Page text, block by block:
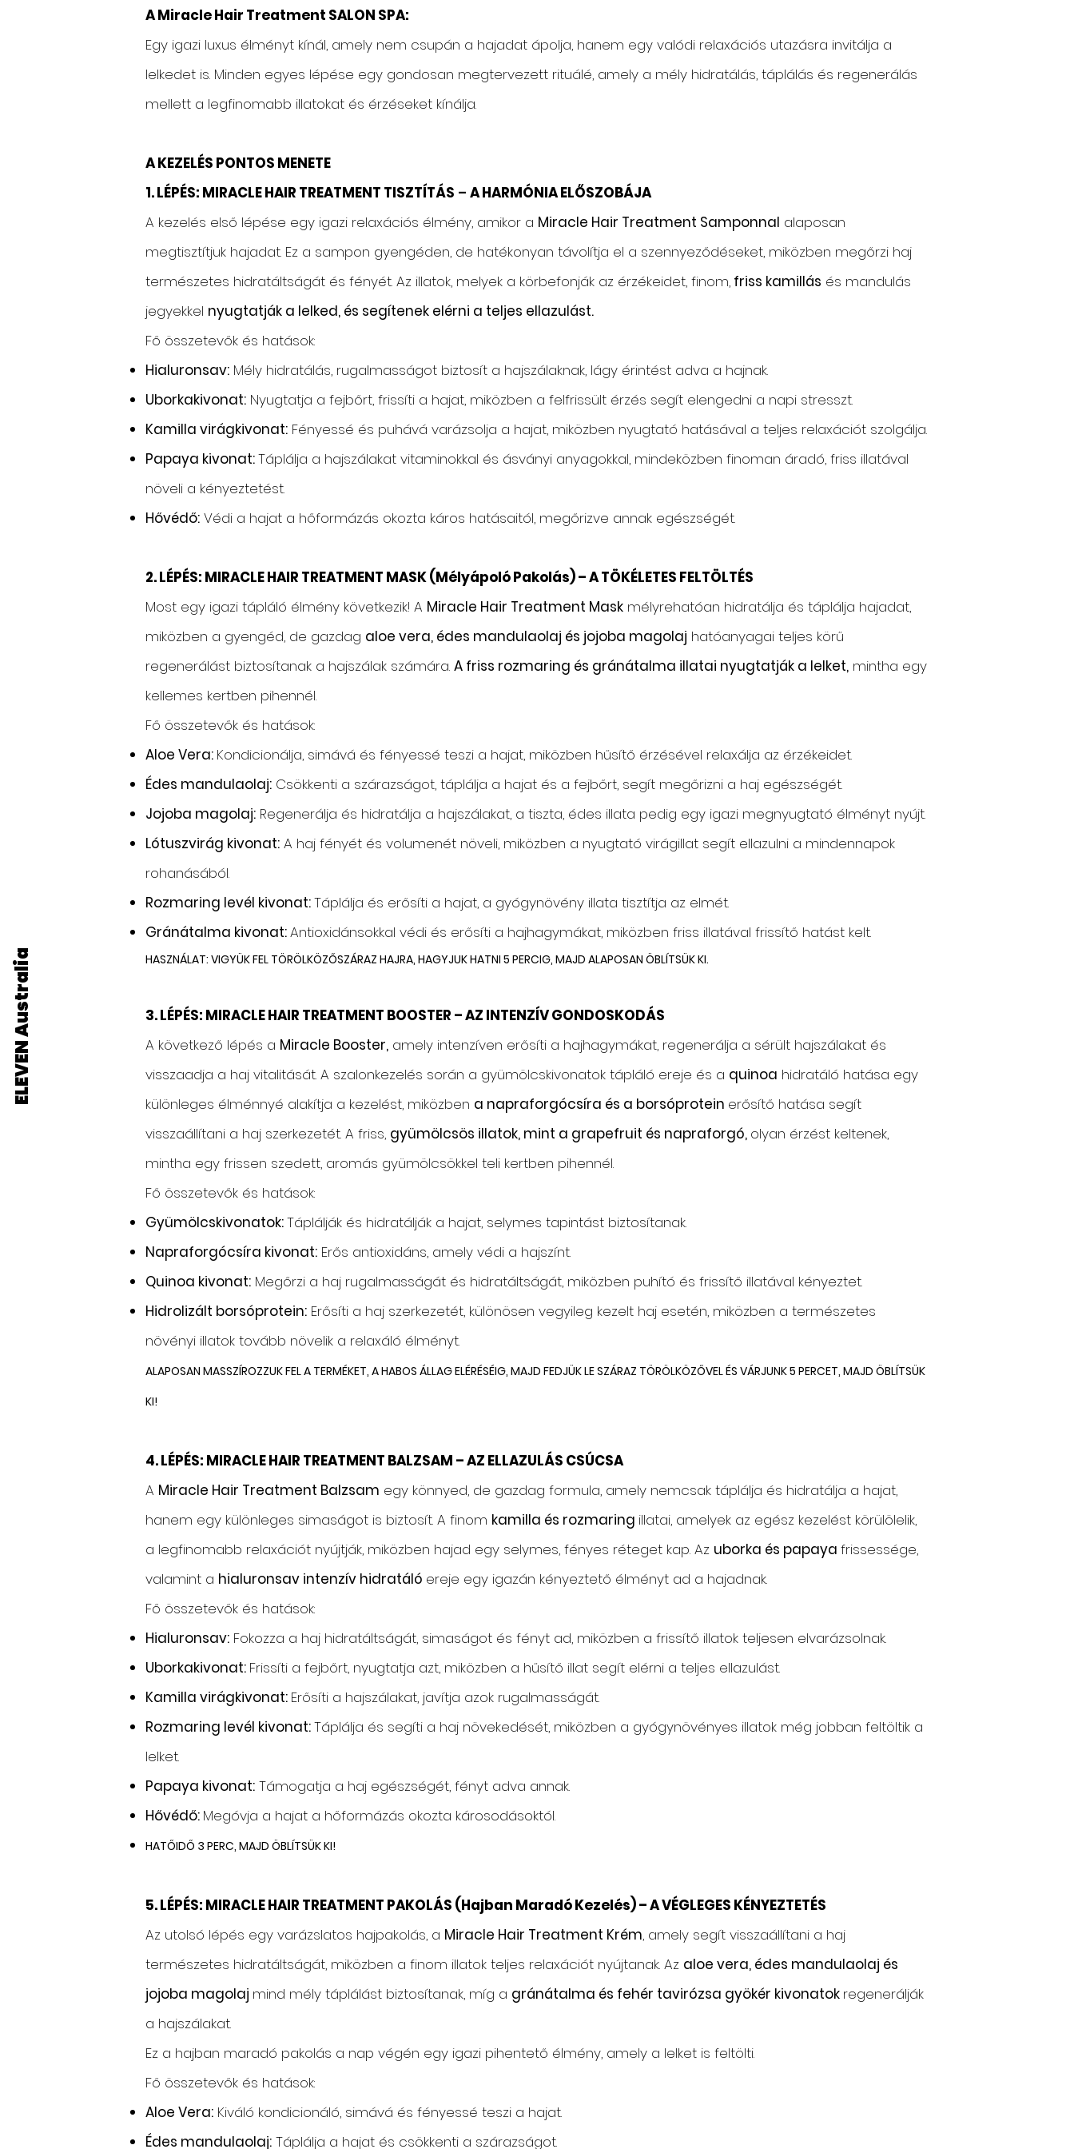
ELEVEN Australia
A Miracle Hair Treatment SALON SPA:
Egy igazi luxus élményt kínál, amely nem csupán a hajadat ápolja, hanem egy valódi relaxációs utazásra invitálja a
lelkedet is. Minden egyes lépése egy gondosan megtervezett rituálé, amely a mély hidratálás, táplálás és regenerálás
mellett a legfinomabb illatokat és érzéseket kínálja.
A KEZELÉS PONTOS MENETE
1. LÉPÉS: MIRACLE HAIR TREATMENT TISZTÍTÁS – A HARMÓNIA ELŐSZOBÁJA
A kezelés első lépése egy igazi relaxációs élmény, amikor a Miracle Hair Treatment Samponnal alaposan
megtisztítjuk hajadat. Ez a sampon gyengéden, de hatékonyan távolítja el a szennyeződéseket, miközben megőrzi haj
természetes hidratáltságát és fényét. Az illatok, melyek a körbefonják az érzékeidet, finom, friss kamillás és mandulás
jegyekkel nyugtatják a lelked, és segítenek elérni a teljes ellazulást.
Fő összetevők és hatások:
Hialuronsav: Mély hidratálás, rugalmasságot biztosít a hajszálaknak, lágy érintést adva a hajnak.
Uborkakivonat: Nyugtatja a fejbőrt, frissíti a hajat, miközben a felfrissült érzés segít elengedni a napi stresszt.
Kamilla virágkivonat: Fényessé és puhává varázsolja a hajat, miközben nyugtató hatásával a teljes relaxációt szolgálja.
Papaya kivonat:Táplálja a hajszálakat vitaminokkal és ásványi anyagokkal, mindeközben finoman áradó, friss illatával
növeli a kényeztetést.
Hővédő: Védi a hajat a hőformázás okozta káros hatásaitól, megőrizve annak egészségét.
2. LÉPÉS: MIRACLE HAIR TREATMENT MASK (Mélyápoló Pakolás) – A TÖKÉLETES FELTÖLTÉS
Most egy igazi tápláló élmény következik! A Miracle Hair Treatment Mask mélyrehatóan hidratálja és táplálja hajadat,
miközben a gyengéd, de gazdag aloe vera, édes mandulaolaj és jojoba magolaj hatóanyagai teljes körű
regenerálást biztosítanak a hajszálak számára. A friss rozmaring és gránátalma illatai nyugtatják a lelket, mintha egy
kellemes kertben pihennél.
Fő összetevők és hatások:
Aloe Vera: Kondicionálja, simává és fényessé teszi a hajat, miközben hűsítő érzésével relaxálja az érzékeidet.
Édes mandulaolaj: Csökkenti a szárazságot, táplálja a hajat és a fejbőrt, segít megőrizni a haj egészségét.
Jojoba magolaj: Regenerálja és hidratálja a hajszálakat, a tiszta, édes illata pedig egy igazi megnyugtató élményt nyújt.
Lótuszvirág kivonat: A haj fényét és volumenét növeli, miközben a nyugtató virágillat segít ellazulni a mindennapok
rohanásából.
Rozmaring levél kivonat:Táplálja és erősíti a hajat, a gyógynövény illata tisztítja az elmét.
Gránátalma kivonat:Antioxidánsokkal védi és erősíti a hajhagymákat, miközben friss illatával frissítő hatást kelt.
HASZNÁLAT: VIGYÜK FEL TÖRÖLKÖZŐSZÁRAZ HAJRA, HAGYJUK HATNI 5 PERCIG, MAJD ALAPOSAN ÖBLÍTSÜK KI.
3. LÉPÉS: MIRACLE HAIR TREATMENT BOOSTER – AZ INTENZÍV GONDOSKODÁS
A következő lépés a Miracle Booster, amely intenzíven erősíti a hajhagymákat, regenerálja a sérült hajszálakat és
visszaadja a haj vitalitását. A szalonkezelés során a gyümölcskivonatok tápláló ereje és a quinoa hidratáló hatása egy
különleges élménnyé alakítja a kezelést, miközben a napraforgócsíra és a borsóprotein erősítő hatása segít
visszaállítani a haj szerkezetét. A friss, gyümölcsös illatok, mint a grapefruit és napraforgó, olyan érzést keltenek,
mintha egy frissen szedett, aromás gyümölcsökkel teli kertben pihennél.
Fő összetevők és hatások:
Gyümölcskivonatok:Táplálják és hidratálják a hajat, selymes tapintást biztosítanak.
Napraforgócsíra kivonat: Erős antioxidáns, amely védi a hajszínt.
Quinoa kivonat: Megőrzi a haj rugalmasságát és hidratáltságát, miközben puhító és frissítő illatával kényeztet.
Hidrolizált borsóprotein: Erősíti a haj szerkezetét, különösen vegyileg kezelt haj esetén, miközben a természetes
növényi illatok tovább növelik a relaxáló élményt.
ALAPOSAN MASSZÍROZZUK FEL A TERMÉKET, A HABOS ÁLLAG ELÉRÉSÉIG, MAJD FEDJÜK LE SZÁRAZ TÖRÖLKÖZŐVEL ÉS VÁRJUNK 5 PERCET, MAJD ÖBLÍTSÜK
KI!
4. LÉPÉS: MIRACLE HAIR TREATMENT BALZSAM – AZ ELLAZULÁS CSÚCSA
A Miracle Hair Treatment Balzsam egy könnyed, de gazdag formula, amely nemcsak táplálja és hidratálja a hajat,
hanem egy különleges simaságot is biztosít. A finom kamilla és rozmaring illatai, amelyek az egész kezelést körülölelik,
a legfinomabb relaxációt nyújtják, miközben hajad egy selymes, fényes réteget kap. Az uborka és papaya frissessége,
valamint a hialuronsav intenzív hidratáló ereje egy igazán kényeztető élményt ad a hajadnak.
Fő összetevők és hatások:
Hialuronsav: Fokozza a haj hidratáltságát, simaságot és fényt ad, miközben a frissítő illatok teljesen elvarázsolnak.
Uborkakivonat: Frissíti a fejbőrt, nyugtatja azt, miközben a hűsítő illat segít elérni a teljes ellazulást.
Kamilla virágkivonat: Erősíti a hajszálakat, javítja azok rugalmasságát.
Rozmaring levél kivonat:Táplálja és segíti a haj növekedését, miközben a gyógynövényes illatok még jobban feltöltik a
lelket.
Papaya kivonat: Támogatja a haj egészségét, fényt adva annak.
Hővédő: Megóvja a hajat a hőformázás okozta károsodásoktól.
HATŐIDŐ 3 PERC, MAJD ÖBLÍTSÜK KI!
5. LÉPÉS: MIRACLE HAIR TREATMENT PAKOLÁS (Hajban Maradó Kezelés) – A VÉGLEGES KÉNYEZTETÉS
Az utolsó lépés egy varázslatos hajpakolás, a Miracle Hair Treatment Krém, amely segít visszaállítani a haj
természetes hidratáltságát, miközben a finom illatok teljes relaxációt nyújtanak. Az aloe vera, édes mandulaolaj és
jojoba magolaj mind mély táplálást biztosítanak, míg a gránátalma és fehér tavirózsa gyökér kivonatok regenerálják
a hajszálakat.
Ez a hajban maradó pakolás a nap végén egy igazi pihentető élmény, amely a lelket is feltölti.
Fő összetevők és hatások:
Aloe Vera: Kiváló kondicionáló, simává és fényessé teszi a hajat.
Édes mandulaolaj: Táplálja a hajat és csökkenti a szárazságot.